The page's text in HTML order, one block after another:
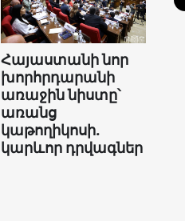
Հայաստանի նոր
խորհրդարանի
առաջին նիստը՝
առանց
կաթողիկոսի.
կարևոր դրվագներ